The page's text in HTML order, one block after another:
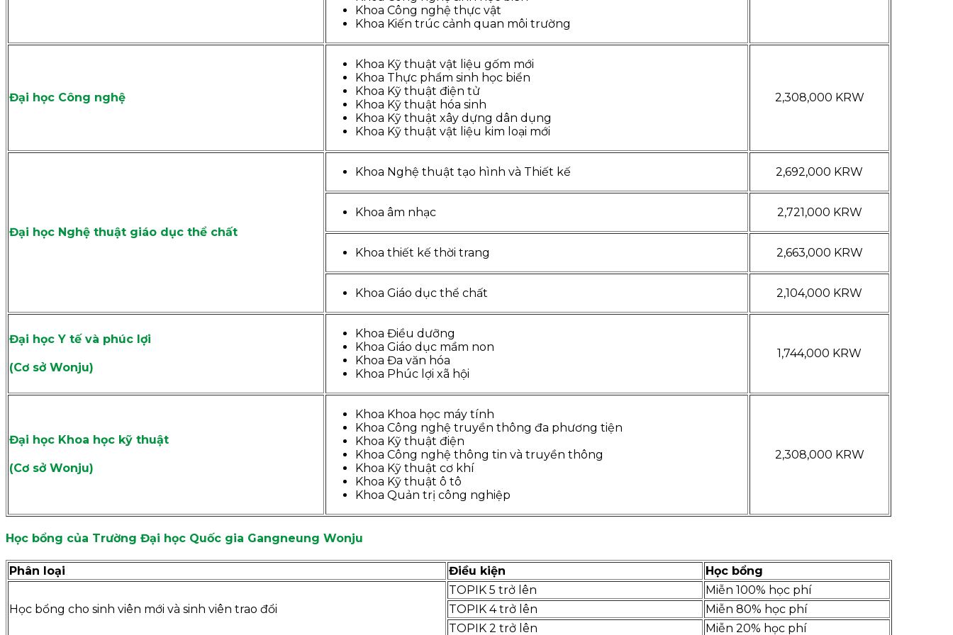
Khoa Công nghệ thực vật
Khoa Kiến trúc cảnh quan môi trường
Đại học Công nghệ
Khoa Kỹ thuật vật liệu gốm mới
Khoa Thực phẩm sinh học biển
Khoa Kỹ thuật điện tử
Khoa Kỹ thuật hóa sinh
Khoa Kỹ thuật xây dựng dân dụng
Khoa Kỹ thuật vật liệu kim loại mới
2,308,000 KRW
Đại học Nghệ thuật giáo dục thể chất
Khoa Nghệ thuật tạo hình và Thiết kế 2,692,000 KRW
Khoa âm nhạc 2,721,000 KRW
Khoa thiết kế thời trang 2,663,000 KRW
Khoa Giáo dục thể chất 2,104,000 KRW
Đại học Y tế và phúc lợi
(Cơ sở Wonju)
Khoa Điều dưỡng
Khoa Giáo dục mầm non
Khoa Đa văn hóa
Khoa Phúc lợi xã hội
1,744,000 KRW
Đại học Khoa học kỹ thuật
(Cơ sở Wonju)
Khoa Khoa học máy tính
Khoa Công nghệ truyền thông đa phương tiện
Khoa Kỹ thuật điện
Khoa Công nghệ thông tin và truyền thông
Khoa Kỹ thuật cơ khí
Khoa Kỹ thuật ô tô
Khoa Quản trị công nghiệp
2,308,000 KRW
Học bổng của Trường Đại học Quốc gia Gangneung Wonju
Phân loại Điều kiện Học bổng
Học bổng cho sinh viên mới và sinh viên trao đổi
TOPIK 5 trở lên
Miễn 100% học phí
TOPIK 4 trở lên
Miễn 80% học phí
TOPIK 2 trở lên
Miễn 20% học phí